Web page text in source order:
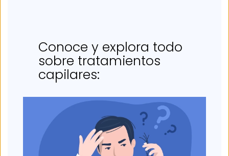
Conoce y explora todo
sobre tratamientos
capilares: